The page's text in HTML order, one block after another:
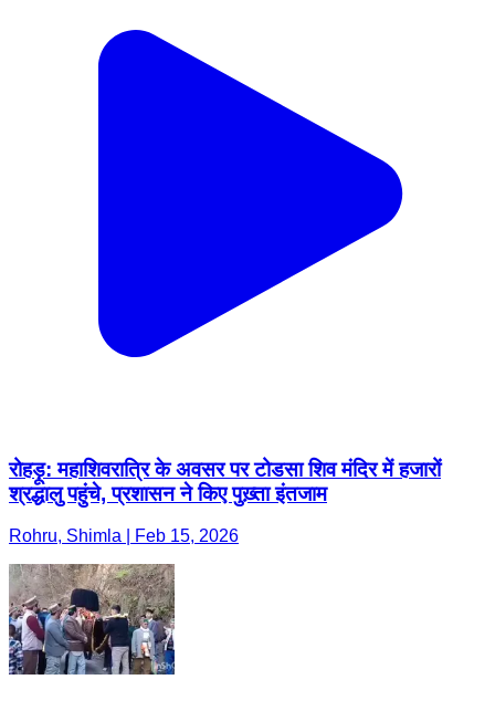
रोहड़ू: महाशिवरात्रि के अवसर पर टोडसा शिव मंदिर में हजारों
श्रद्धालु पहुंचे, प्रशासन ने किए पुख़्ता इंतजाम
Rohru, Shimla | Feb 15, 2026